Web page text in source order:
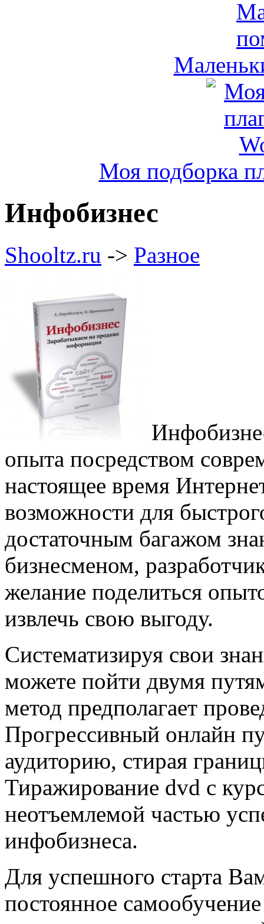
Моя подборка
Инфобизнес
Shooltz.ru -> Разное
опыта посредством
настоящее время
возможности для
достаточным багажом
бизнесменом,
желание поделиться
извлечь свою выгоду.
Систематизируя свои
можете пойти двумя
метод предполагает
Прогрессивный онлайн
аудиторию, стирая
Тиражирование dvd с
неотъемлемой частью
инфобизнеса.
Для успешного старта
постоянное